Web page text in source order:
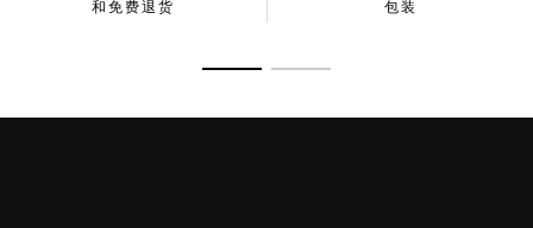
和免费退货
包装